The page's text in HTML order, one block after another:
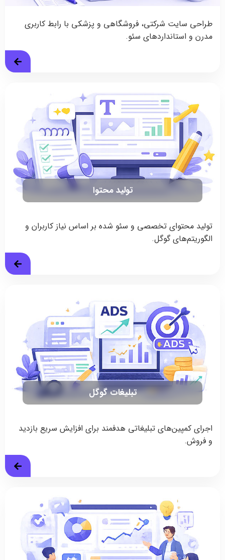
طراحی سایت شرکتی، فروشگاهی و پزشکی با رابط کاربری
مدرن و استانداردهای سئو.
تولید محتوا
تولید محتوای تخصصی و سئو شده بر اساس نیاز کاربران و
الگوریتم‌های گوگل.
تبلیغات گوگل
اجرای کمپین‌های تبلیغاتی هدفمند برای افزایش سریع بازدید
و فروش.